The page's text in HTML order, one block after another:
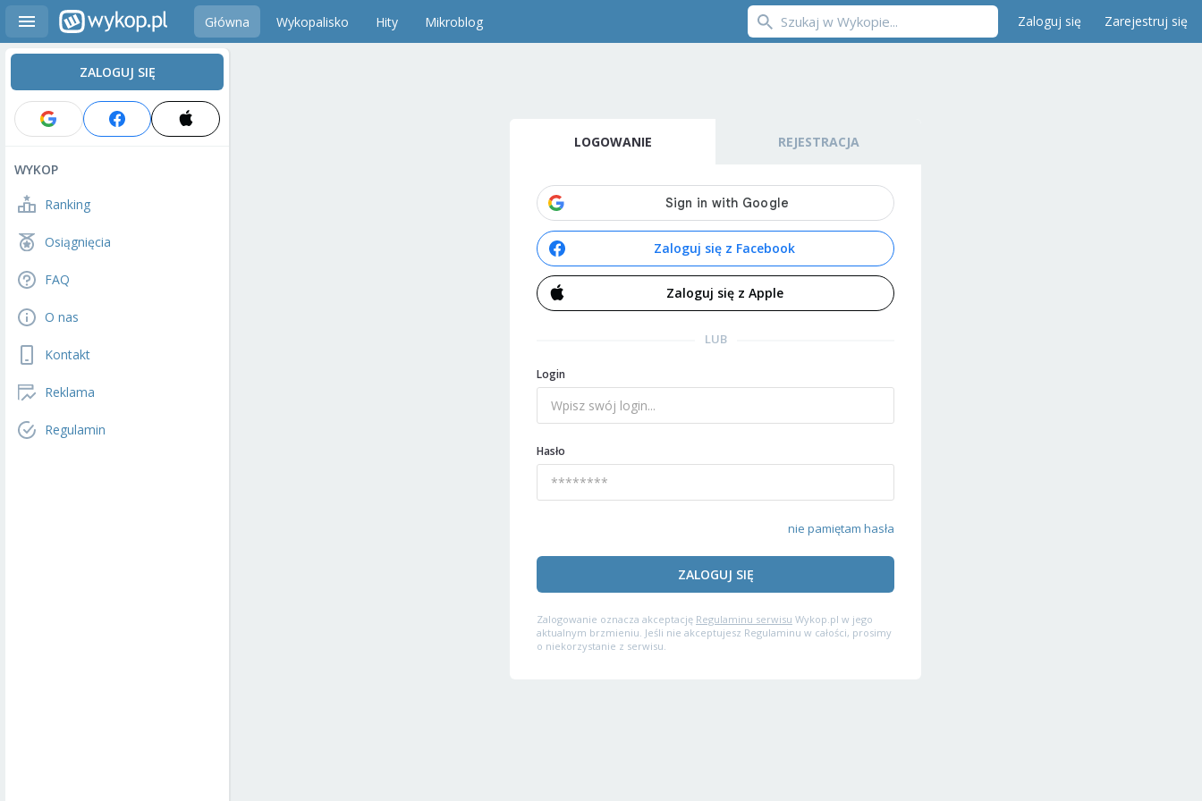
Główna Wykopalisko Hity Mikroblog Zaloguj się Zarejestruj się
ZALOGUJ SIĘ
WYKOP
Ranking
Osiągnięcia
FAQ
O nas
Kontakt
Reklama
Regulamin
LOGOWANIE REJESTRACJA
Zaloguj się z Facebook
Zaloguj się z Apple
LUB
Login
Hasło
nie pamiętam hasła
ZALOGUJ SIĘ
Zalogowanie oznacza akceptację Regulaminu serwisu Wykop.pl w jego
aktualnym brzmieniu. Jeśli nie akceptujesz Regulaminu w całości, prosimy
o niekorzystanie z serwisu.